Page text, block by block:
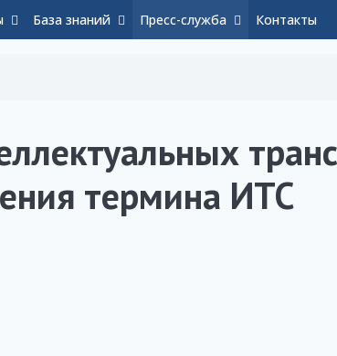
База знаний Пресс-служба Контакты
термина ИТС